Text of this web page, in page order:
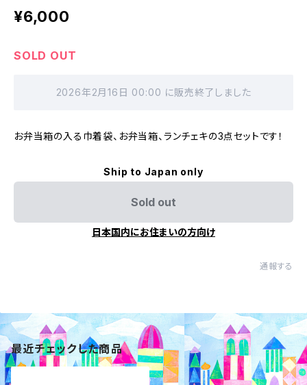
¥6,000
SOLD OUT
2026年2月16日 00:00 に販売終了しました
お弁当箱の入る巾着袋、お弁当箱、ランチェキの3点セットです！
Ship to Japan only
Sold out
日本国内にお住まいの方向け
通報する
最近チェックした商品